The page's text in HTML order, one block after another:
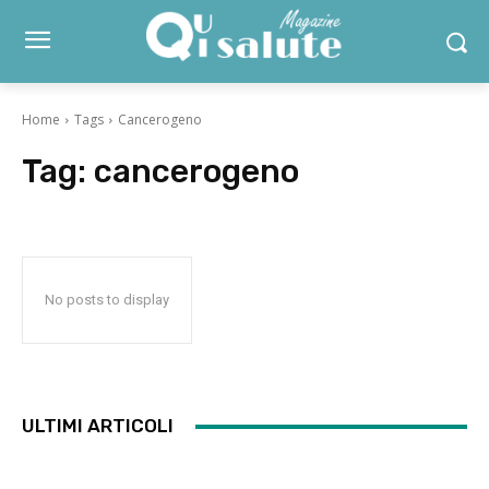
Home Tags Cancerogeno
Tag: cancerogeno
No posts to display
ULTIMI ARTICOLI